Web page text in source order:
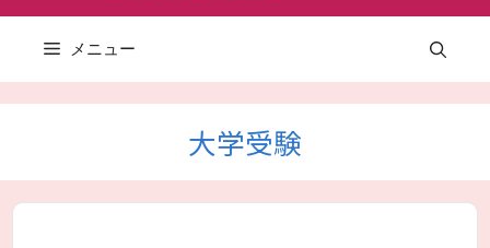
へ
ッ
メニュー
大学受験